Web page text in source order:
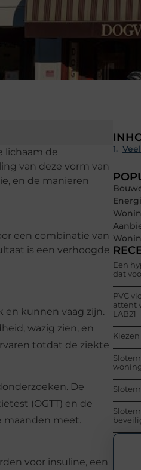
lichaam de
van deze vorm van
en de manieren
een combinatie van
is een verhoogde
en kunnen vaag zijn.
wazig zien, en
totdat de ziekte
De
(OGTT) en de
maanden meet.
voor insuline, een
Een
dat
PVC
attent
LAB21